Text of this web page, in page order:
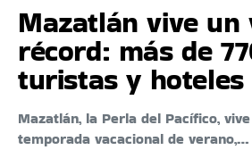
Mazatlán vive un
récord: más de
turistas y hoteles
Mazatlán, la Perla del Pacífico,
temporada vacacional de verano,…